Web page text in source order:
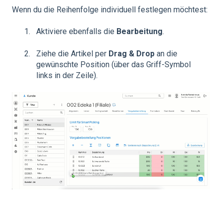
Wenn du die Reihenfolge individuell festlegen möchtest:
Aktiviere ebenfalls die Bearbeitung.
Ziehe die Artikel per Drag & Drop an die
gewünschte Position (über das Griff-Symbol
links in der Zeile).